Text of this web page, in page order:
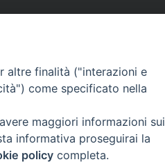
altre finalità ("interazioni e
come specificato nella
maggiori informazioni sui
informativa proseguirai la
policy completa.